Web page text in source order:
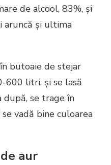
de alcool, 83%, și
aruncă și ultima
butoaie de stejar
600 litri, și se lasă
după, se trage în
vadă bine culoarea
aur